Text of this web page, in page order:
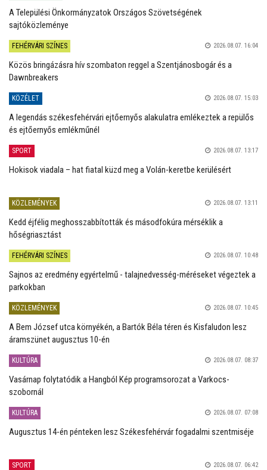
A Települési Önkormányzatok Országos Szövetségének
sajtóközleménye
FEHÉRVÁRI SZÍNES 2026.08.07. 16:04
Közös bringázásra hív szombaton reggel a Szentjánosbogár és a
Dawnbreakers
KÖZÉLET 2026.08.07. 15:03
A legendás székesfehérvári ejtőernyős alakulatra emlékeztek a repülős
és ejtőernyős emlékműnél
SPORT 2026.08.07. 13:17
Hokisok viadala – hat fiatal küzd meg a Volán-keretbe kerülésért
KÖZLEMÉNYEK 2026.08.07. 13:11
Kedd éjfélig meghosszabbították és másodfokúra mérséklik a
hőségriasztást
FEHÉRVÁRI SZÍNES 2026.08.07. 10:48
Sajnos az eredmény egyértelmű - talajnedvesség-méréseket végeztek a
parkokban
KÖZLEMÉNYEK 2026.08.07. 10:45
A Bem József utca környékén, a Bartók Béla téren és Kisfaludon lesz
áramszünet augusztus 10-én
KULTÚRA 2026.08.07. 08:37
Vasárnap folytatódik a Hangból Kép programsorozat a Varkocs-
szobornál
KULTÚRA 2026.08.07. 07:08
Augusztus 14-én pénteken lesz Székesfehérvár fogadalmi szentmiséje
SPORT 2026.08.07. 06:42